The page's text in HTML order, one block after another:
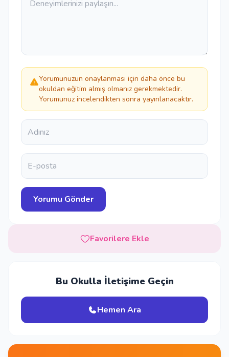
Yorumunuzun onaylanması için daha önce bu
okuldan eğitim almış olmanız gerekmektedir.
Yorumunuz incelendikten sonra yayınlanacaktır.
Favorilere Ekle
Bu Okulla İletişime Geçin
Hemen Ara